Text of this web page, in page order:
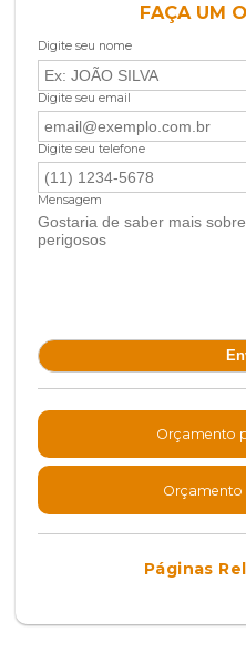
FAÇA UM
Digite seu nome
Digite seu email
Digite seu telefone
Mensagem
Orçamento
Orçamento
Páginas